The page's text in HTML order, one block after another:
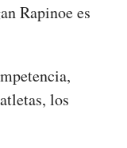
Rapinoe es
los